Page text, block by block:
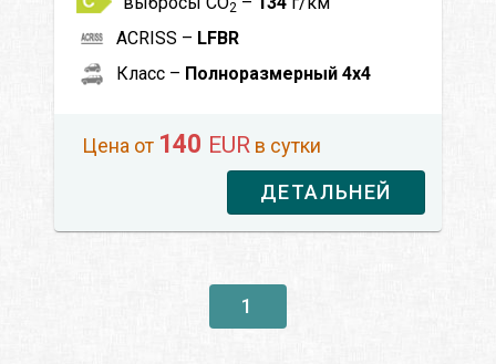
2
ACRISS – LFBR
Класс – Полноразмерный 4x4
Цена от 140 EUR в сутки
ДЕТАЛЬНЕЙ
1